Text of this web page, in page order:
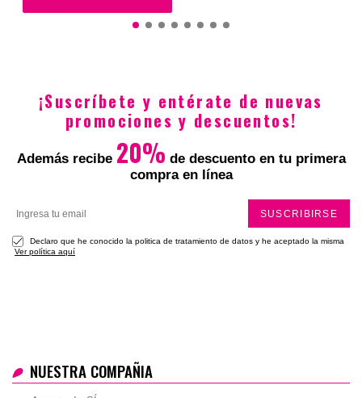
¡Suscríbete y entérate de nuevas
promociones y descuentos!
Además recibe 20% de descuento en tu primera
compra en línea
SUSCRIBIRSE
Declaro que he conocido la politica de tratamiento de datos y he aceptado la misma
Ver política aquí
NUESTRA COMPAÑIA